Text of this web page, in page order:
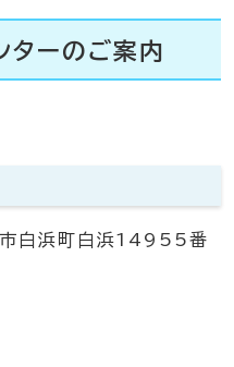
ターのご案内
浜町白浜14955番